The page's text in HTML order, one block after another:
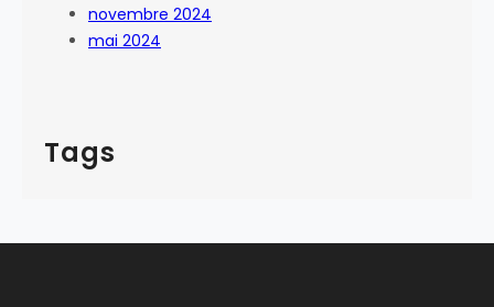
novembre 2024
mai 2024
Tags